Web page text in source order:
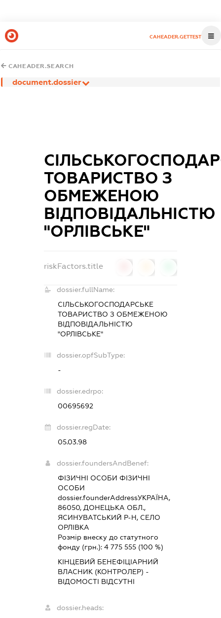
CAHEADER.GETTEST
CAHEADER.SEARCH
document.dossier
ТОВАРИСТВО З
ОБМЕЖЕНОЮ
ВІДПОВІДАЛЬНІСТЮ
"ОРЛІВСЬКЕ"
riskFactors.title
dossier.fullName:
СІЛЬСЬКОГОСПОДАРСЬКЕ
ТОВАРИСТВО З ОБМЕЖЕНОЮ
ВІДПОВІДАЛЬНІСТЮ
"ОРЛІВСЬКЕ"
dossier.opfSubType:
-
dossier.edrpo:
00695692
dossier.regDate:
05.03.98
dossier.foundersAndBenef:
ФІЗИЧНІ ОСОБИ ФІЗИЧНІ
ОСОБИ
dossier.founderAddressУКРАЇНА,
86050, ДОНЕЦЬКА ОБЛ.,
ЯСИНУВАТСЬКИЙ Р-Н, СЕЛО
ОРЛІВКА
Розмір внеску до статутного
фонду (грн.):4 775 555 (100 %)
КІНЦЕВИЙ БЕНЕФІЦІАРНИЙ
ВЛАСНИК (КОНТРОЛЕР) -
ВІДОМОСТІ ВІДСУТНІ
dossier.heads: